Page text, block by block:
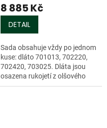
8 885 Kč
DETAIL
Sada obsahuje vždy po jednom
kuse: dláto 701013, 702220,
702420, 703025. Dláta jsou
osazena rukojetí z olšového
dřeva o délce 240 mm a...